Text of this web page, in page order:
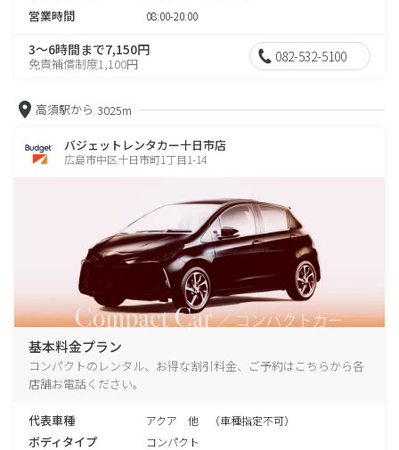
営業時間 08:00-20:00
3～6時間まで7,150円
免責補償制度1,100円 082-532-5100
高須駅から 3025m
バジェットレンタカー十日市店
広島市中区十日市町1丁目1-14
基本料金プラン
コンパクトのレンタル、お得な割引料金、ご予約はこちらから各
店舗お電話ください。
代表車種 アクア 他 （車種指定不可）
ボディタイプ コンパクト